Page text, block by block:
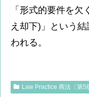
「形式的要件を
え却下)」という
われる。
Law Practice 商法〔第5